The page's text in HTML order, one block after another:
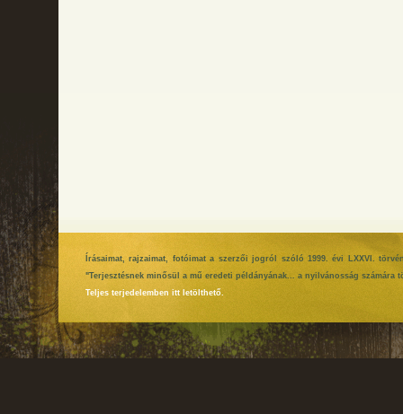
Írásaimat, rajzaimat, fotóimat a szerzői jogról szóló 1999. évi LXXVI.
"Terjesztésnek minősül a mű eredeti példányának... a nyilvánosság
Teljes terjedelemben itt letölthető.